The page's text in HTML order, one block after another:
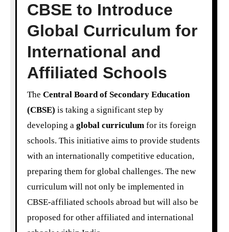
CBSE to Introduce
Global Curriculum for
International and
Affiliated Schools
The Central Board of Secondary Education
(CBSE) is taking a significant step by
developing a global curriculumfor its foreign
schools. This initiative aims to provide students
with an internationally competitive education,
preparing them for global challenges. The new
curriculum will not only be implemented in
CBSE-affiliated schools abroad but will also be
proposed for other affiliated and international